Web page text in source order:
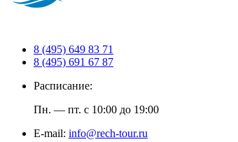
8 (495) 649 83 71
8 (495) 691 67 87
Расписание:
Пн. — пт. с 10:00 до 19:00
E-mail: info@rech-tour.ru